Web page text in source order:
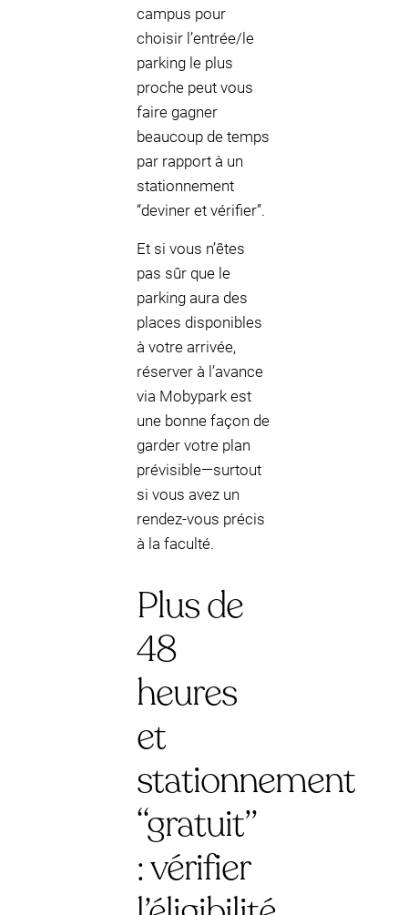
campus pour
choisir l’entrée/le
parking le plus
proche peut vous
faire gagner
beaucoup de temps
par rapport à un
stationnement
“deviner et vérifier”.
Et si vous n’êtes
pas sûr que le
parking aura des
places disponibles
à votre arrivée,
réserver à l’avance
via Mobypark est
une bonne façon de
garder votre plan
prévisible—surtout
si vous avez un
rendez-vous précis
à la faculté.
Plus de
48
heures
et
stationnement
“gratuit”
: vérifier